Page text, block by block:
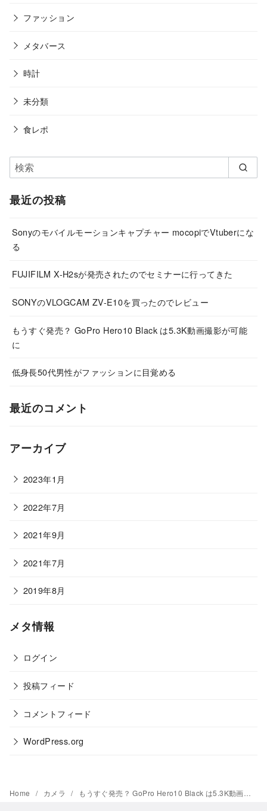
ファッション
メタバース
時計
未分類
食レポ
最近の投稿
Sonyのモバイルモーションキャプチャー mocopiでVtuberにな
る
FUJIFILM X-H2sが発売されたのでセミナーに行ってきた
SONYのVLOGCAM ZV-E10を買ったのでレビュー
もうすぐ発売？ GoPro Hero10 Black は5.3K動画撮影が可能
に
低身長50代男性がファッションに目覚める
最近のコメント
アーカイブ
2023年1月
2022年7月
2021年9月
2021年7月
2019年8月
メタ情報
ログイン
投稿フィード
コメントフィード
WordPress.org
Home カメラ もうすぐ発売？ GoPro Hero10 Black は5.3K動画撮影が可能に